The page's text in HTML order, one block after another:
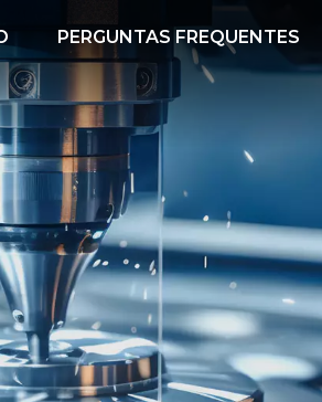
PERGUNTAS FREQUENTES